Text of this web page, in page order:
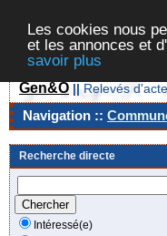
Les cookies nous
et les annonces et
savoir plus
Gen&O || Relevés
Navigation ::
Recherche directe
Intéressé(e)